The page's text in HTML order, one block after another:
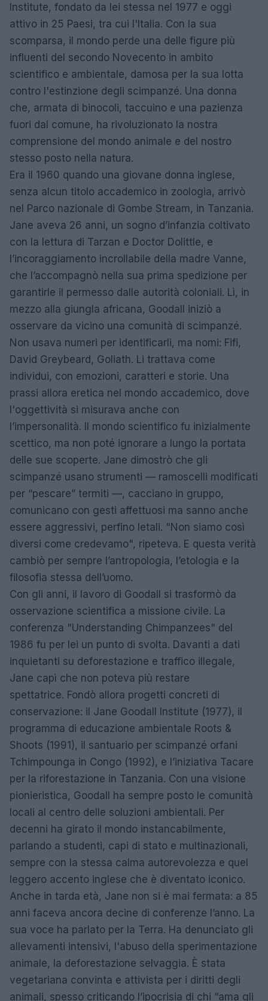
Institute, fondato da lei stessa nel 1977 e oggi
attivo in 25 Paesi, tra cui l'Italia. Con la sua
scomparsa, il mondo perde una delle figure più
influenti del secondo Novecento in ambito
scientifico e ambientale, damosa per la sua lotta
contro l'estinzione degli scimpanzé. Una donna
che, armata di binocoli, taccuino e una pazienza
fuori dal comune, ha rivoluzionato la nostra
comprensione del mondo animale e del nostro
stesso posto nella natura.
Era il 1960 quando una giovane donna inglese,
senza alcun titolo accademico in zoologia, arrivò
nel Parco nazionale di Gombe Stream, in Tanzania.
Jane aveva 26 anni, un sogno d’infanzia coltivato
con la lettura di Tarzan e Doctor Dolittle, e
l’incoraggiamento incrollabile della madre Vanne,
che l’accompagnò nella sua prima spedizione per
garantirle il permesso dalle autorità coloniali. Lì, in
mezzo alla giungla africana, Goodall iniziò a
osservare da vicino una comunità di scimpanzé.
Non usava numeri per identificarli, ma nomi: Fifi,
David Greybeard, Goliath. Li trattava come
individui, con emozioni, caratteri e storie. Una
prassi allora eretica nel mondo accademico, dove
l'oggettività si misurava anche con
l’impersonalità. Il mondo scientifico fu inizialmente
scettico, ma non poté ignorare a lungo la portata
delle sue scoperte. Jane dimostrò che gli
scimpanzé usano strumenti — ramoscelli modificati
per “pescare” termiti —, cacciano in gruppo,
comunicano con gesti affettuosi ma sanno anche
essere aggressivi, perfino letali. "Non siamo così
diversi come credevamo", ripeteva. E questa verità
cambiò per sempre l’antropologia, l’etologia e la
filosofia stessa dell’uomo.
Con gli anni, il lavoro di Goodall si trasformò da
osservazione scientifica a missione civile. La
conferenza "Understanding Chimpanzees" del
1986 fu per lei un punto di svolta. Davanti a dati
inquietanti su deforestazione e traffico illegale,
Jane capì che non poteva più restare
spettatrice. Fondò allora progetti concreti di
conservazione: il Jane Goodall Institute (1977), il
programma di educazione ambientale Roots &
Shoots (1991), il santuario per scimpanzé orfani
Tchimpounga in Congo (1992), e l’iniziativa Tacare
per la riforestazione in Tanzania. Con una visione
pionieristica, Goodall ha sempre posto le comunità
locali al centro delle soluzioni ambientali. Per
decenni ha girato il mondo instancabilmente,
parlando a studenti, capi di stato e multinazionali,
sempre con la stessa calma autorevolezza e quel
leggero accento inglese che è diventato iconico.
Anche in tarda età, Jane non si è mai fermata: a 85
anni faceva ancora decine di conferenze l’anno. La
sua voce ha parlato per la Terra. Ha denunciato gli
allevamenti intensivi, l'abuso della sperimentazione
animale, la deforestazione selvaggia. È stata
vegetariana convinta e attivista per i diritti degli
animali, spesso criticando l’ipocrisia di chi “ama gli